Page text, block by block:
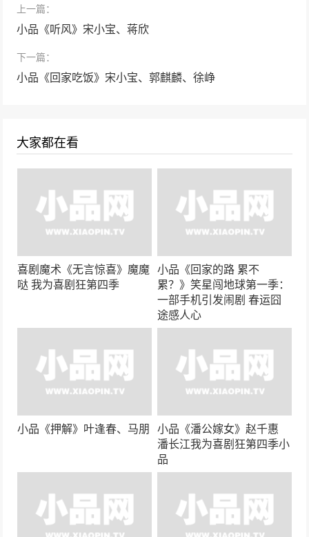
上一篇：
小品《听风》宋小宝、蒋欣
下一篇：
小品《回家吃饭》宋小宝、郭麒麟、徐峥
大家都在看
喜剧魔术《无言惊喜》魔魔
哒 我为喜剧狂第四季
小品《回家的路 累不
累？》笑星闯地球第一季：
一部手机引发闹剧 春运囧
途感人心
小品《押解》叶逢春、马朋
小品《潘公嫁女》赵千惠
潘长江我为喜剧狂第四季小
品